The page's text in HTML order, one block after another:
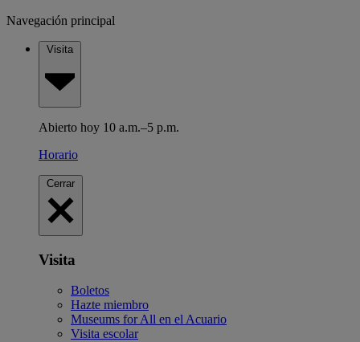
Navegación principal
Visita
Abierto hoy 10 a.m.–5 p.m.
Horario
Cerrar
Visita
Boletos
Hazte miembro
Museums for All en el Acuario
Visita escolar